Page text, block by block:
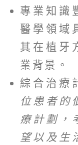
專業知識
醫學領域
其在植牙
業背景。
綜合治療
位患者的
療計劃，
望以及生